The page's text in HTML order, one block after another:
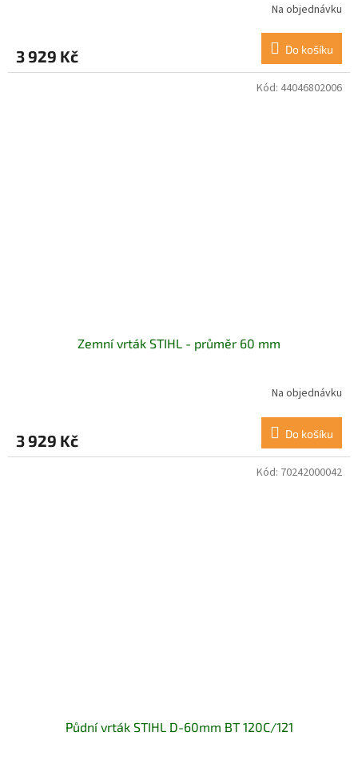
Na objednávku
3 929 Kč Do košíku
Zemní vrták STIHL - průměr 60 mm
Na objednávku
3 929 Kč Do košíku
Kód: 44046802006
Půdní vrták STIHL D-60mm BT 120C/121
Kód: 70242000042